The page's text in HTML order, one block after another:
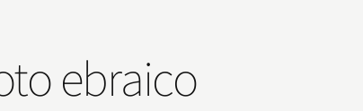
ebraico